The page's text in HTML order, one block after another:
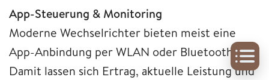
App-Steuerung & Monitoring
Moderne Wechselrichter bieten meist eine
App-Anbindung per WLAN oder Bluetooth.
Damit lassen sich Ertrag, aktuelle Leistung und